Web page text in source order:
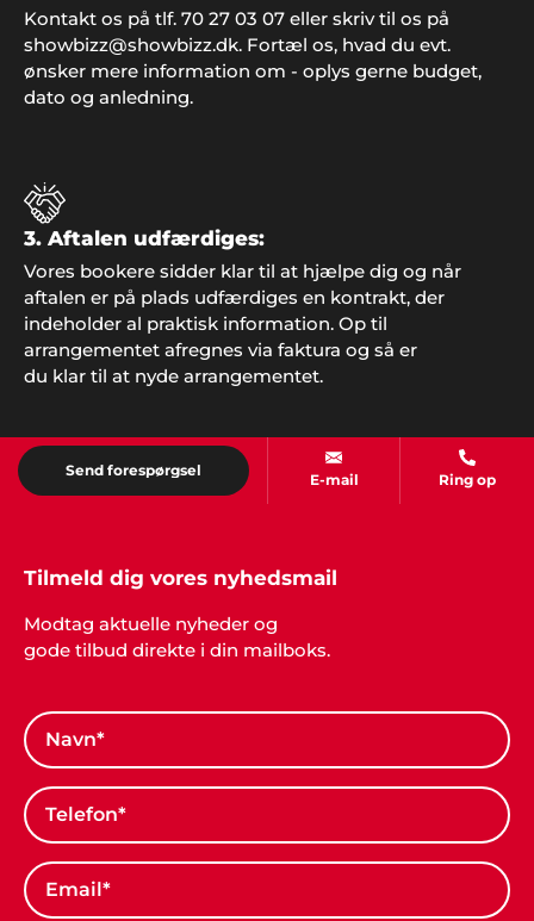
Tonny & Line, Viborg
"Vi traf den rigtige beslutning, da vi kontaktede jer
skulle blive".
John Jensen, Herning
"Vi har booket musik gennem Showbizz Danmark.
God og kyndig vejledning og hurtig booking".
Kontakt os på tlf. 70 27 03 07 eller skriv til os på
showbizz@showbizz.dk. Fortæl os, hvad du evt.
ønsker mere information om - oplys gerne budget,
dato og anledning.
3. Aftalen udfærdiges:
Vores bookere sidder klar til at hjælpe dig og når
aftalen er på plads udfærdiges en kontrakt, der
indeholder al praktisk information. Op til
arrangementet afregnes via faktura og så er
du klar til at nyde arrangementet.
Send forespørgsel
E-mail Ring op
Tilmeld dig vores nyhedsmail
Modtag aktuelle nyheder og
gode tilbud direkte i din mailboks.